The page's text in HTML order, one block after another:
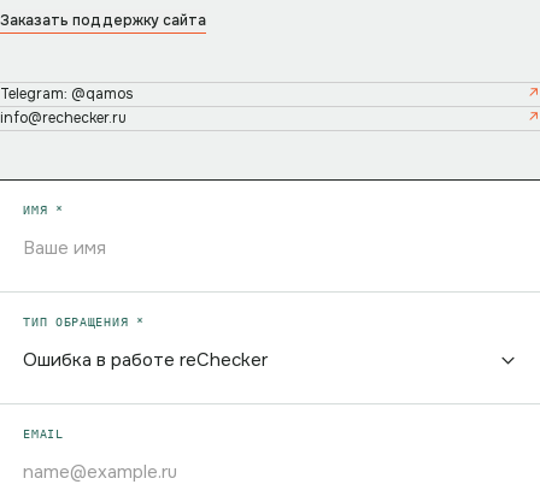
Заказать поддержку сайта
Telegram: @qamos
info@rechecker.ru
ИМЯ *
ТИП ОБРАЩЕНИЯ *
EMAIL